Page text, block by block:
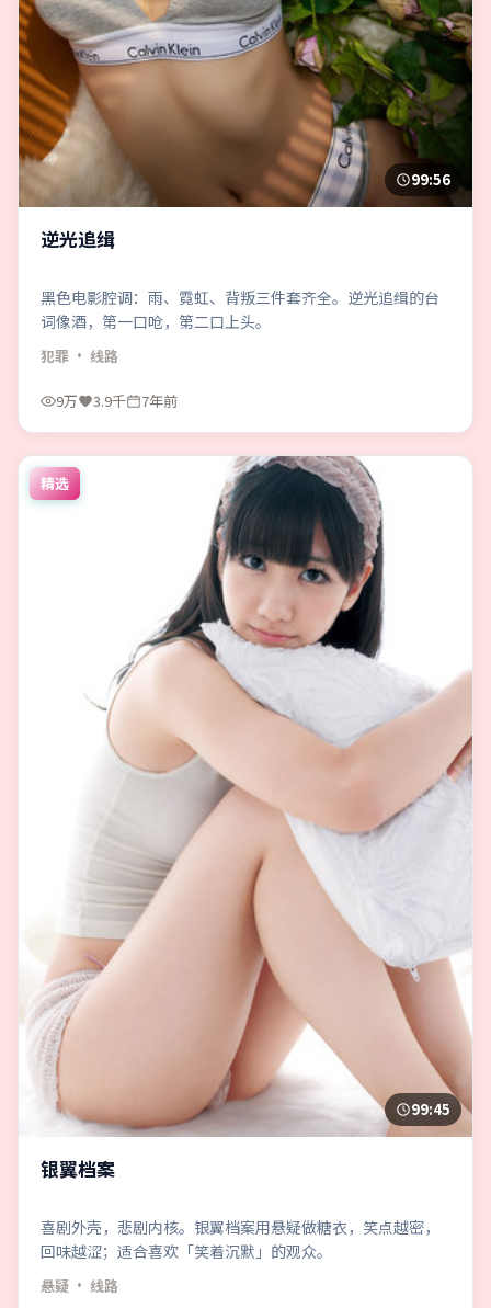
99:56
逆光追缉
黑色电影腔调：雨、霓虹、背叛三件套齐全。逆光追缉的台
词像酒，第一口呛，第二口上头。
犯罪 · 线路
9万 3.9千 7年前
精选
99:45
银翼档案
喜剧外壳，悲剧内核。银翼档案用悬疑做糖衣，笑点越密，
回味越涩；适合喜欢「笑着沉默」的观众。
悬疑 · 线路